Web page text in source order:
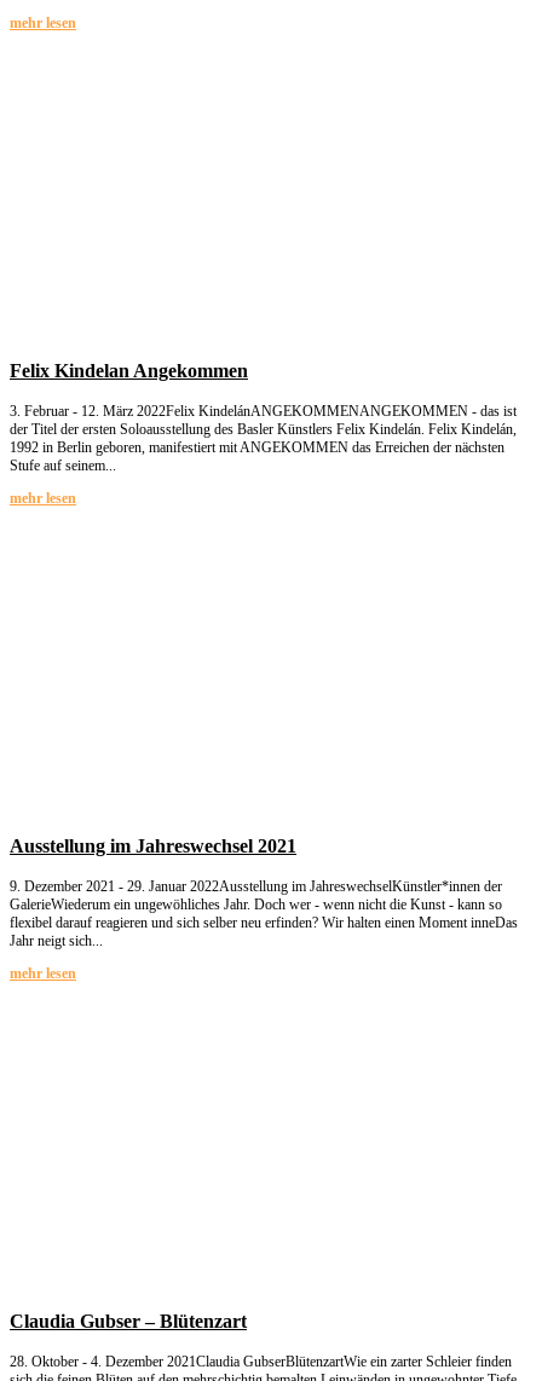
mehr lesen
Felix Kindelan Angekommen
3. Februar - 12. März 2022Felix KindelánANGEKOMMENANGEKOMMEN - das ist
der Titel der ersten Soloausstellung des Basler Künstlers Felix Kindelán. Felix Kindelán,
1992 in Berlin geboren, manifestiert mit ANGEKOMMEN das Erreichen der nächsten
Stufe auf seinem...
mehr lesen
Ausstellung im Jahreswechsel 2021
9. Dezember 2021 - 29. Januar 2022Ausstellung im JahreswechselKünstler*innen der
GalerieWiederum ein ungewöhliches Jahr. Doch wer - wenn nicht die Kunst - kann so
flexibel darauf reagieren und sich selber neu erfinden? Wir halten einen Moment inneDas
Jahr neigt sich...
mehr lesen
Claudia Gubser – Blütenzart
28. Oktober - 4. Dezember 2021Claudia GubserBlütenzartWie ein zarter Schleier finden